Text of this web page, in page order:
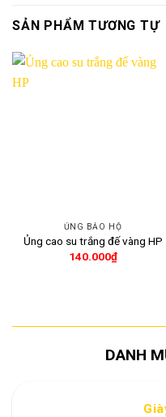
SẢN PHẨM TƯƠNG TỰ
ỦNG BẢO HỘ
Ủng cao su trắng đế vàng HP
140.000₫
DANH